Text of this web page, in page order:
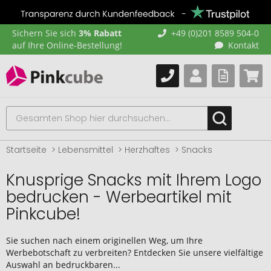
Sichern Sie sich 3% Rabatt
auf Ihre Online-Bestellung!
+49 (0)201 8589 504-0
Kontakt
Startseite Lebensmittel Herzhaftes Snacks
Knusprige Snacks mit Ihrem Logo
bedrucken - Werbeartikel mit
Pinkcube!
Sie suchen nach einem originellen Weg, um Ihre
Werbebotschaft zu verbreiten? Entdecken Sie unsere vielfältige
Auswahl an bedruckbaren...